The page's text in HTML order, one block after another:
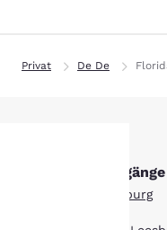
Privat De De
Andere
Alle Hotels in Leesburg